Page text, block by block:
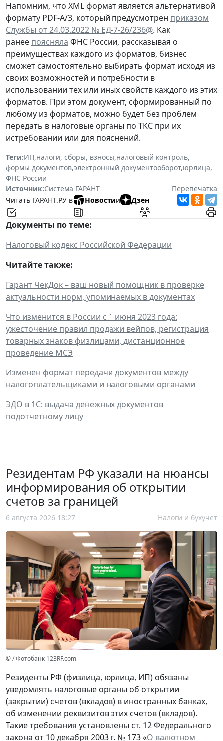
Напомним, что XML формат является альтернативой
формату PDF-А/3, который предусмотрен приказом
Службы от 24.03.2022 № ЕД-7-26/236@. Как
ранее поясняла ФНС России, рассказывая о
преимуществах каждого из форматов, бизнес
сможет самостоятельно выбирать формат исходя из
своих возможностей и потребности в
использовании тех или иных свойств каждого из этих
форматов. При этом документ, сформированный по
любому из форматов, можно будет без проблем
передать в налоговые органы по ТКС при их
истребовании или для пояснений.
Теги:ИП,налоги, сборы, взносы,налоговый контроль,
формы документов,электронный документооборот,юрлица,
ФНС России
Источник:Система ГАРАНТ
Перепечатка
Читать ГАРАНТ.РУ в
Новостии Дзен
Документы по теме:
Налоговый кодекс Российской Федерации
Читайте также:
Гарант ЧекДок – ваш новый помощник в проверке
актуальности норм, упоминаемых в документах
Что изменится в России с 1 июня 2023 года:
ужесточение правил продажи вейпов, регистрация
товарных знаков физлицами, дистанционное
проведение МСЭ
Изменен формат передачи документов между
налогоплательщиками и налоговыми органами
ЭДО в 1С: выдача денежных документов
подотчетному лицу
Резидентам РФ указали на нюансы
информирования об открытии
счетов за границей
6 августа 2026 18:27 Налоги и бухучет
© / Фотобанк 123RF.com
Резиденты РФ (физлица, юрлица, ИП) обязаны
уведомлять налоговые органы об открытии
(закрытии) счетов (вкладов) в иностранных банках,
об изменении реквизитов этих счетов (вкладов).
Такие требования установлены ст. 12 Федерального
закона от 10 декабря 2003 г. № 173 «О валютном